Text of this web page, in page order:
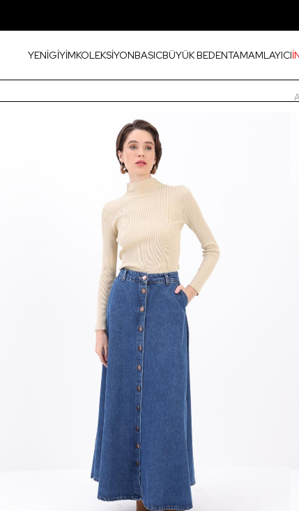
YENİGİYİMKOLEKSİYONBASICBÜYÜK BEDENTAMAMLAYICI